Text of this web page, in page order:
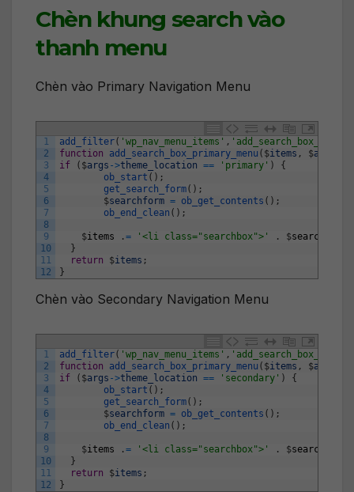
Chèn khung search vào
thanh menu
Chèn vào Primary Navigation Menu
1
2
3
4
5
6
7
8
9
10
11
12
add_filter( 'wp_nav_menu_items' ,
function
add_search_box_primary_menu ( $items , $args
if
( $args ->theme_location == 'primary' )
{
ob_start ( ) ;
get_search_form( ) ;
$searchform = ob_get_contents ( ) ;
ob_end_clean ( ) ;
$items .= '<li class="searchbox">' . $searchform
}
return
$items ;
}
Chèn vào Secondary Navigation Menu
1
2
3
4
5
6
7
8
9
10
11
12
add_filter( 'wp_nav_menu_items' ,
function
add_search_box_primary_menu ( $items , $args
if
( $args ->theme_location == 'secondary' )
{
ob_start ( ) ;
get_search_form( ) ;
$searchform = ob_get_contents ( ) ;
ob_end_clean ( ) ;
$items .= '<li class="searchbox">' . $searchform
}
return
$items ;
}